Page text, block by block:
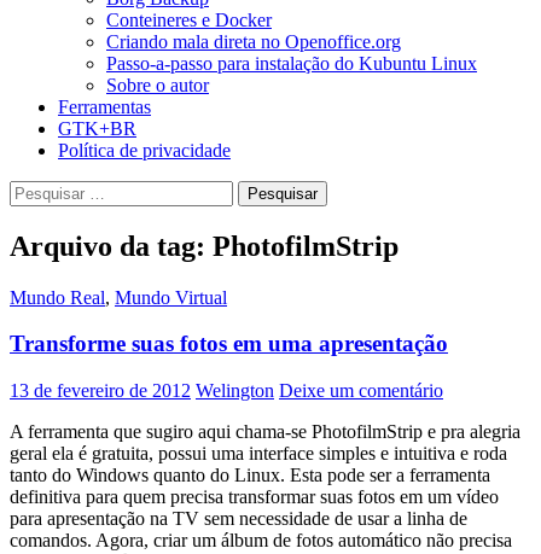
Conteineres e Docker
Criando mala direta no Openoffice.org
Passo-a-passo para instalação do Kubuntu Linux
Sobre o autor
Ferramentas
GTK+BR
Política de privacidade
Pesquisar
por:
Arquivo da tag: PhotofilmStrip
Mundo Real, Mundo Virtual
Transforme suas fotos em uma apresentação
13 de fevereiro de 2012 Welington Deixe um comentário
A ferramenta que sugiro aqui chama-se PhotofilmStrip e pra alegria
geral ela é gratuita, possui uma interface simples e intuitiva e roda
tanto do Windows quanto do Linux. Esta pode ser a ferramenta
definitiva para quem precisa transformar suas fotos em um vídeo
para apresentação na TV sem necessidade de usar a linha de
comandos. Agora, criar um álbum de fotos automático não precisa